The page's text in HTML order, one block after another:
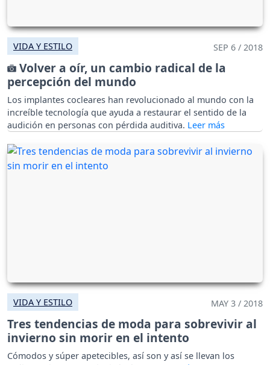
VIDA Y ESTILO SEP 6 / 2018
Volver a oír, un cambio radical de la
percepción del mundo
Los implantes cocleares han revolucionado al mundo con la
increíble tecnología que ayuda a restaurar el sentido de la
audición en personas con pérdida auditiva.
VIDA Y ESTILO MAY 3 / 2018
Tres tendencias de moda para sobrevivir al
invierno sin morir en el intento
Cómodos y súper apetecibles, así son y así se llevan los